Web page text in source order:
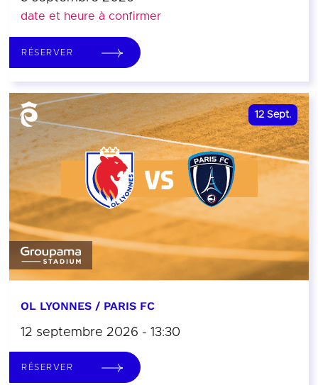
date et heure à confirmer
RÉSERVER
12 Sept.
OL LYONNES / PARIS FC
12 septembre 2026 - 13:30
RÉSERVER